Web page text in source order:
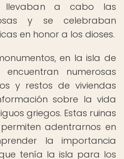
llevaban a cabo las
y se celebraban
en honor a los dioses.
en la isla de
numerosas
y restos de viviendas
sobre la vida
griegos. Estas ruinas
adentrarnos en
la importancia
tenía la isla para los